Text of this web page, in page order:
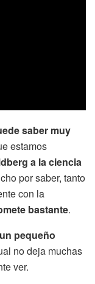
saber muy
estamos
a la ciencia
por saber, tanto
con la
bastante.
pequeño
no deja muchas
ver.